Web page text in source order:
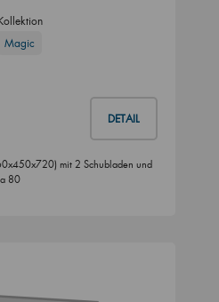
Magic
DETAIL
mit 2 Schubladen und
80